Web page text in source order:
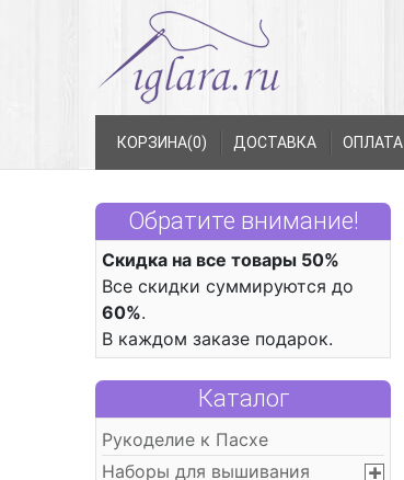
КОРЗИНА(0) ДОСТАВКА ОПЛАТА
Обратите внимание!
Скидка на все товары 50%
Все скидки суммируются до
60%.
В каждом заказе подарок.
Каталог
Рукоделие к Пасхе
Наборы для вышивания